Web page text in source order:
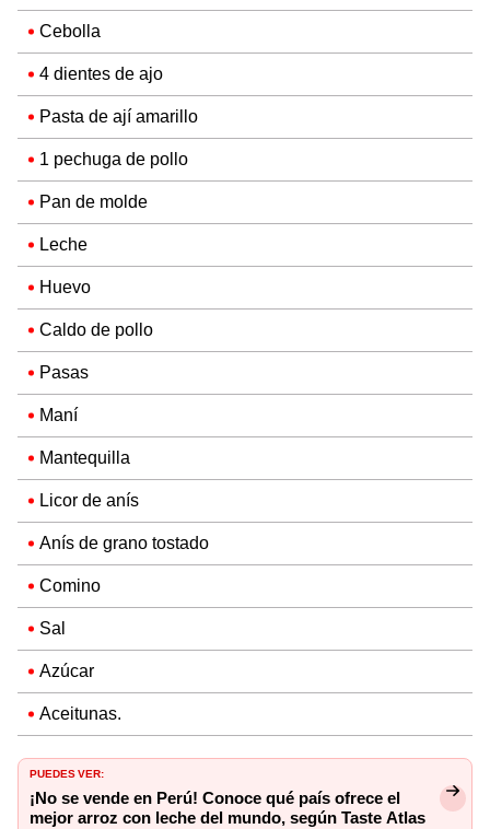
Cebolla
4 dientes de ajo
Pasta de ají amarillo
1 pechuga de pollo
Pan de molde
Leche
Huevo
Caldo de pollo
Pasas
Maní
Mantequilla
Licor de anís
Anís de grano tostado
Comino
Sal
Azúcar
Aceitunas.
PUEDES VER:
¡No se vende en Perú! Conoce qué país ofrece el
mejor arroz con leche del mundo, según Taste Atlas